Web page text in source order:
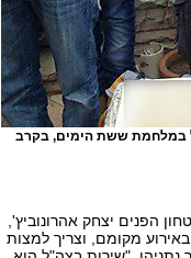
במלחמת ששת הימים, בקרב
הפנים יצחק אהרונוביץ',
מקומם, וצריך למצות